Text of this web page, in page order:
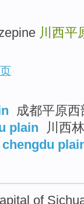
川西平
成都平原西
plain
川西
of